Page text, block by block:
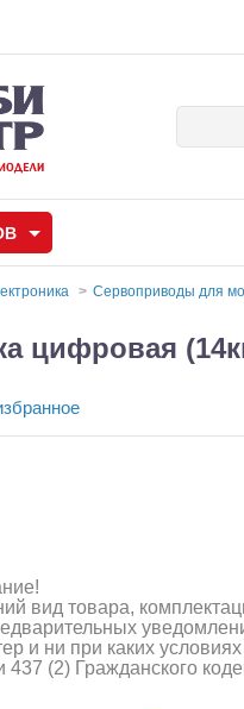
Сервоприводы для
цифровая
вид товара,
и ни при каких
437 (2) Гражданского